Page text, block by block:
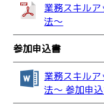
業務スキル
法～
参加申込書
業務スキル
法～ 参加申込